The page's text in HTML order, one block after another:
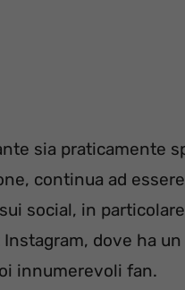
sia praticamente
continua ad
social, in
Instagram, dove ha
innumerevoli fan.